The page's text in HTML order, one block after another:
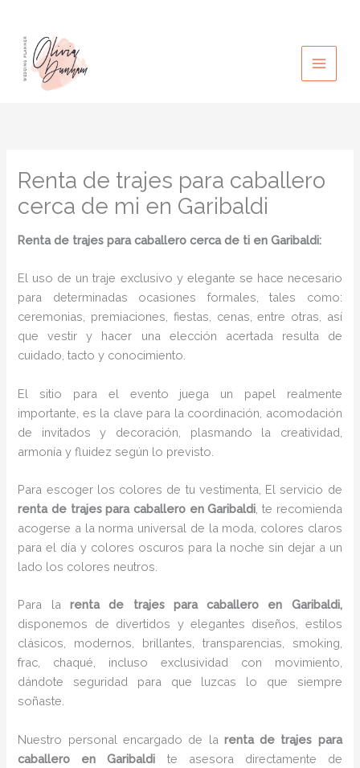
contenido
Renta de trajes para caballero
cerca de mi en Garibaldi
Renta de trajes para caballero cerca de ti en Garibaldi:
El uso de un traje exclusivo y elegante se hace necesario
para determinadas ocasiones formales, tales como:
ceremonias, premiaciones, fiestas, cenas, entre otras, así
que vestir y hacer una elección acertada resulta de
cuidado, tacto y conocimiento.
El sitio para el evento juega un papel realmente
importante, es la clave para la coordinación, acomodación
de invitados y decoración, plasmando la creatividad,
armonía y fluidez según lo previsto.
Para escoger los colores de tu vestimenta, El servicio de
renta de trajes para caballero en Garibaldi , te recomienda
acogerse a la norma universal de la moda, colores claros
para el día y colores oscuros para la noche sin dejar a un
lado los colores neutros.
Para la renta de trajes para caballero
en Garibaldi,
disponemos de divertidos y elegantes diseños, estilos
clásicos, modernos, brillantes, transparencias, smoking,
frac, chaqué, incluso exclusividad con movimiento,
dándote seguridad para que luzcas lo que siempre
soñaste.
Nuestro personal encargado de la renta de trajes para
caballero en Garibaldi te asesora directamente de